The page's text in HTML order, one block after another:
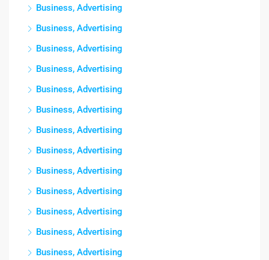
Business, Advertising
Business, Advertising
Business, Advertising
Business, Advertising
Business, Advertising
Business, Advertising
Business, Advertising
Business, Advertising
Business, Advertising
Business, Advertising
Business, Advertising
Business, Advertising
Business, Advertising